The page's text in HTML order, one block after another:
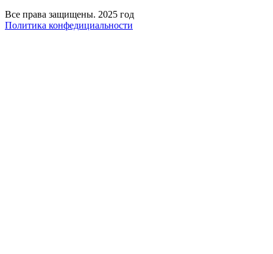
Все права защищены. 2025 год
Политика конфедициальности